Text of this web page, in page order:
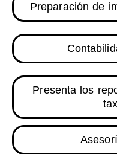
Preparación de
Presenta los